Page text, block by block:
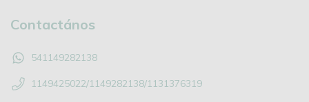
Contactános
541149282138
1149425022/1149282138/1131376319